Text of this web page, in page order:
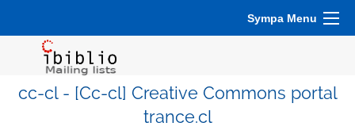
Sympa Menu
cc-cl - [Cc-cl] Creative Commons portal
trance.cl